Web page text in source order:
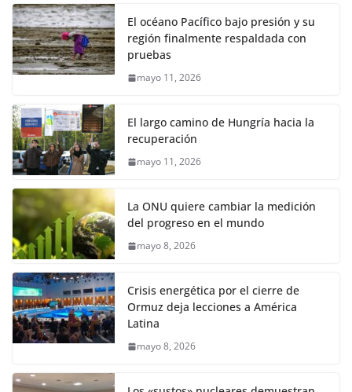
El océano Pacífico bajo presión y su
región finalmente respaldada con
pruebas
mayo 11, 2026
El largo camino de Hungría hacia la
recuperación
mayo 11, 2026
La ONU quiere cambiar la medición
del progreso en el mundo
mayo 8, 2026
Crisis energética por el cierre de
Ormuz deja lecciones a América
Latina
mayo 8, 2026